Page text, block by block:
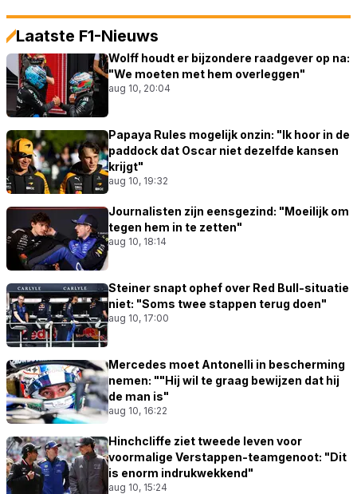
Laatste F1-Nieuws
Wolff houdt er bijzondere raadgever op na:
"We moeten met hem overleggen"
aug 10, 20:04
Papaya Rules mogelijk onzin: "Ik hoor in de
paddock dat Oscar niet dezelfde kansen
krijgt"
aug 10, 19:32
Journalisten zijn eensgezind: "Moeilijk om
tegen hem in te zetten"
aug 10, 18:14
Steiner snapt ophef over Red Bull-situatie
niet: "Soms twee stappen terug doen"
aug 10, 17:00
Mercedes moet Antonelli in bescherming
nemen: ""Hij wil te graag bewijzen dat hij
de man is"
aug 10, 16:22
Hinchcliffe ziet tweede leven voor
voormalige Verstappen-teamgenoot: "Dit
is enorm indrukwekkend"
aug 10, 15:24